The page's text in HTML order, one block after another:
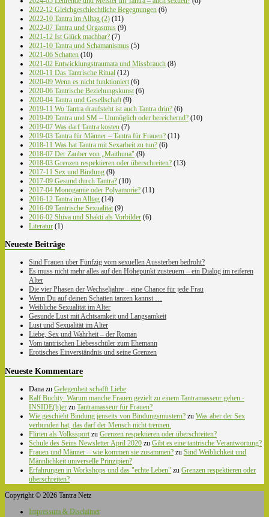
2022-12 Gleichgeschlechtliche Begegnungen (6)
2022-10 Tantra im Alltag (2) (11)
2022-07 Tantra und Orgasmus (9)
2021-12 Ist Glück machbar? (7)
2021-10 Tantra und Schamanismus (5)
2021-06 Schatten (10)
2021-02 Entwicklungstraumata und Missbrauch (8)
2020-11 Das Tantrische Ritual (12)
2020-09 Wenn es nicht funktioniert (6)
2020-06 Tantrische Beziehungskunst (6)
2020-04 Tantra und Gesellschaft (9)
2019-11 Wo Tantra draufsteht ist auch Tantra drin? (6)
2019-09 Tantra und SM – Unmöglich oder bereichernd? (10)
2019-07 Was darf Tantra kosten (7)
2019-03 Tantra für Männer – Tantra für Frauen? (11)
2018-11 Was hat Tantra mit Sexarbeit zu tun? (6)
2018-07 Der Zauber von „Maithuna" (9)
2018-03 Grenzen respektieren oder überschreiten? (13)
2017-11 Sex und Bindung (9)
2017-09 Gesund durch Tantra? (10)
2017-04 Monogamie oder Polyamorie? (11)
2016-12 Tantra im Alltag (14)
2016-09 Tantrische Sexualität (9)
2016-02 Shiva und Shakti als Vorbilder (6)
Literatur (1)
Neueste Beiträge
Sind Frauen über Fünfzig vom sexuellen Aussterben bedroht?
Es muss nicht mehr alles auf den Höhepunkt zusteuern – ein Dialog im reiferen
Alter
Die vier Phasen der Wechseljahre – eine Chance für jede Frau
Wenn Du auf deinen Schatten tanzen kannst …
Weibliche Sexualität im Alter
Gesunde Lust mit Achtsamkeit und Langsamkeit
Lust und Sexualität im Alter
Liebe, Sex und Wahrheit – der Roman
Vom tantrischen Liebesschüler zum Ehemann
Erotisches Einverständnis und seine Grenzen
Neueste Kommentare
Dana zu Gelegenheit schafft Liebe
Ralf Buchty: Warum manche Frauen gezielt zu einem Tantramasseur gehen -
INSIDE(h)er zu Tantramasseur für Frauen?
Wie geschieht Bindung jenseits von Bindungsmustern? zu Was aber der Sex
verbunden hat, das darf der Mensch nicht trennen.
Flirten als Volkssport zu Grenzen respektieren oder überschreiten?
Schule des Seins Newsletter April 2020 zu Gibt es eine tantrische Verantwortung?
Frauen und Männer – wie kommen sie zusammen? zu Sind Weiblichkeit und
Männlichkeit universelle Prinzipien?
Erfahrungen in Workshops und das "echte Leben" zu Grenzen respektieren oder
überschreiten?
Copyright © 2026 Tantra Netz
Impressum & Disclaimer